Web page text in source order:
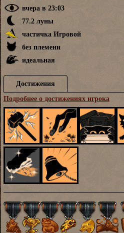
вчера в 23:03
77.2 луны
частичка Игровой
без племени
идеальная
Достижения
Подробнее о достижениях игрока